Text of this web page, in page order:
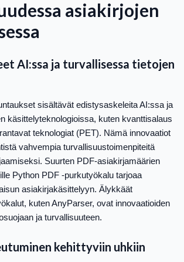
asiakirjojen
AI:ssa ja turvallisessa tietojen
sisältävät edistysaskeleita AI:ssa ja
käsittelyteknologioissa, kuten kvanttisalaus
teknologiat (PET). Nämä innovaatiot
vahvempia turvallisuustoimenpiteitä
Suurten PDF-asiakirjamäärien
Python PDF -purkutyökalu tarjoaa
asiakirjakäsittelyyn. Älykkäät
kuten AnyParser, ovat innovaatioiden
ja turvallisuuteen.
kehittyviin uhkiin